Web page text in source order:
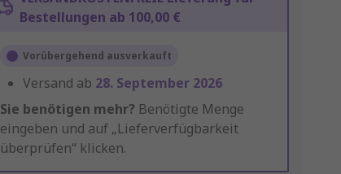
Bestellungen ab 100,00 €
Vorübergehend ausverkauft
Versand ab 28. September 2026
Sie benötigen mehr? Benötigte Menge
eingeben und auf „Lieferverfügbarkeit
überprüfen“ klicken.